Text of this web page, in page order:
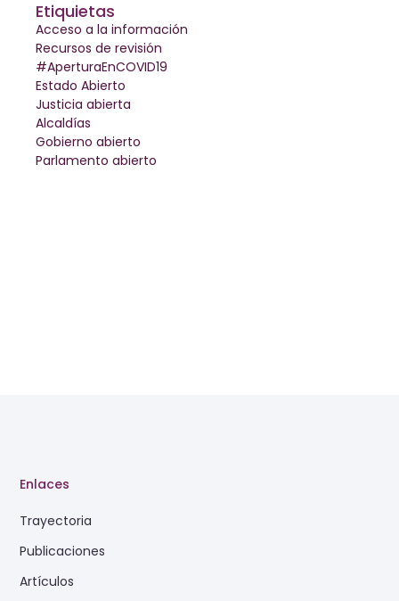
Etiquietas
Acceso a la información
Recursos de revisión
#AperturaEnCOVID19
Estado Abierto
Justicia abierta
Alcaldías
Gobierno abierto
Parlamento abierto
Enlaces
Trayectoria
Publicaciones
Artículos